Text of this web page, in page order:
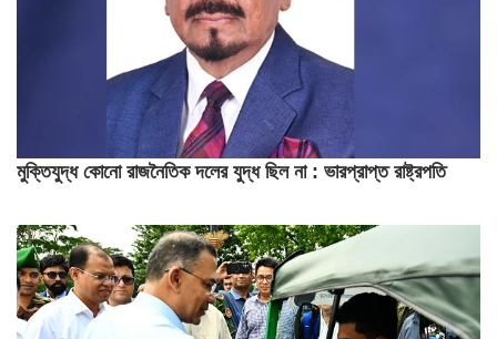
মুক্তিযুদ্ধ কোনো রাজনৈতিক দলের যুদ্ধ ছিল না : ভারপ্রাপ্ত রাষ্ট্রপতি